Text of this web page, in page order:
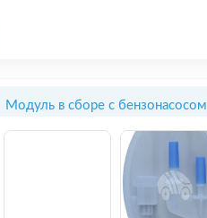
Модуль в сборе с бензонасосом